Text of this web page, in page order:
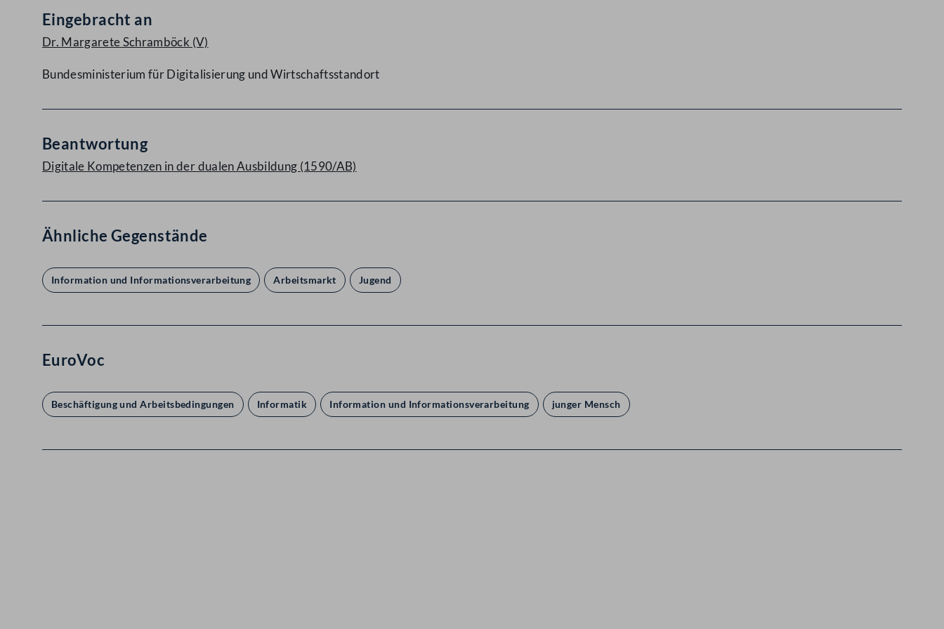
Eingebracht an
Dr. Margarete Schramböck (V)
Bundesministerium für Digitalisierung und Wirtschaftsstandort
Beantwortung
Digitale Kompetenzen in der dualen Ausbildung (1590/AB)
Ähnliche Gegenstände
Information und Informationsverarbeitung Arbeitsmarkt Jugend
EuroVoc
Beschäftigung und Arbeitsbedingungen Informatik Information und Informationsverarbeitung junger Mensch